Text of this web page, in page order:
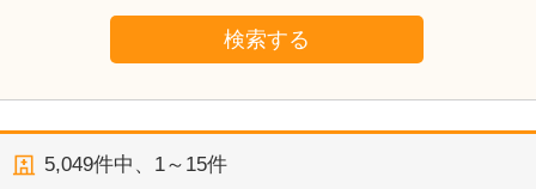
検索する
5,049件中、 1～15件